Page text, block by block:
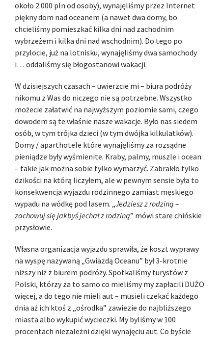
około 2.000 pln od osoby), wynajęliśmy przez Internet
piękny dom nad oceanem (a nawet dwa domy, bo
chcieliśmy pomieszkać kilka dni nad zachodnim
wybrzeżem i kilka dni nad wschodnim). Do tego po
przylocie, już na lotnisku, wynajęliśmy dwa samochody
i… oddaliśmy się błogostanowi wakacji.
W dzisiejszych czasach – uwierzcie mi – biura podróży
nikomu z Was do niczego nie są potrzebne. Wszystko
możecie załatwić na najwyższym poziomie sami, czego
dowodem są te właśnie nasze wakacje. Było nas siedem
osób, w tym trójka dzieci (w tym dwójka kilkulatków).
Domy / aparthotele które wynajęliśmy za rozsądne
pieniądze były wyśmienite. Kraby, palmy, muszle i ocean
– takie jak można sobie tylko wymarzyć. Zabrakło tylko
dzikości na którą liczyłem, ale w pewnym sensie była to
konsekwencja wyjazdu rodzinnego zamiast męskiego
wypadu na wódkę pod lasem. „Jedziesz z rodziną –
zachowuj się jakbyś jechał z rodziną” mówi stare chińskie
przysłowie.
Własna organizacja wyjazdu sprawiła, że koszt wyprawy
na wyspę nazywaną „Gwiazdą Oceanu” był 3-krotnie
niższy niż z biurem podróży. Spotkaliśmy turystów z
Polski, którzy za to samo co mieliśmy my zapłacili DUŻO
więcej, a do tego nie mieli aut – musieli czekać każdego
dnia aż ich ktoś z „ośrodka” zawiezie do najbliższego
miasta albo wykupić wycieczki. My byliśmy w 100
procentach niezależni dzięki wynajęciu aut. Co byście